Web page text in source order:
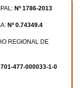
Nº 1786-2013
Nº 0.74349.4
REGIONAL DE
477-000033-1-0